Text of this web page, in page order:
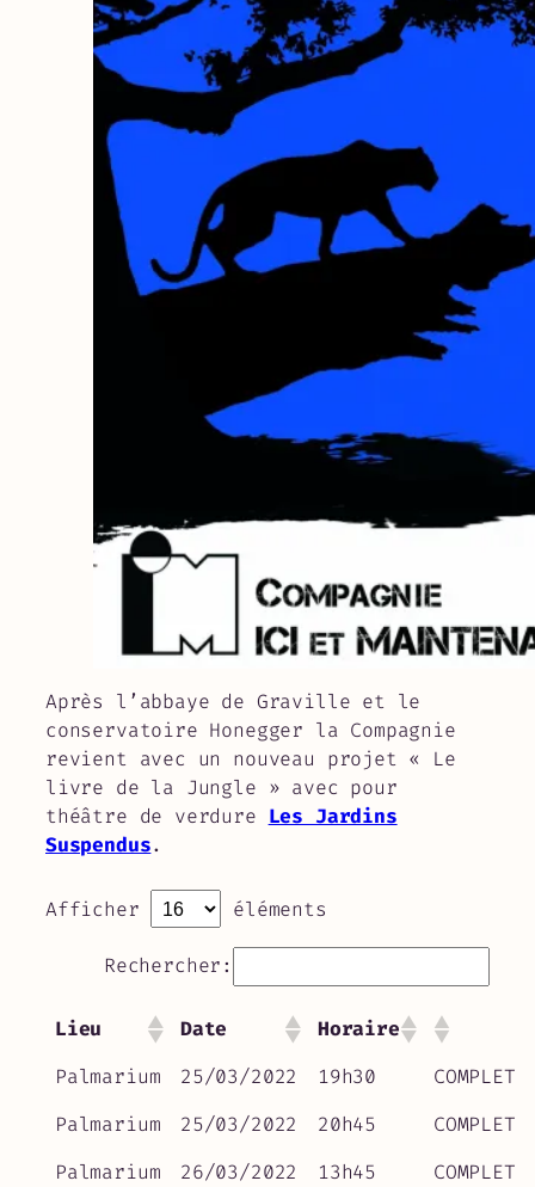
Après l’abbaye de Graville et le
conservatoire Honegger la Compagnie
revient avec un nouveau projet « Le
livre de la Jungle » avec pour
théâtre de verdure Les Jardins
Suspendus.
Afficher éléments
Rechercher:
Lieu Date
Horaire
Palmarium
25/03/2022 19h30
COMPLET
Palmarium
25/03/2022 20h45
COMPLET
Palmarium
26/03/2022 13h45
COMPLET